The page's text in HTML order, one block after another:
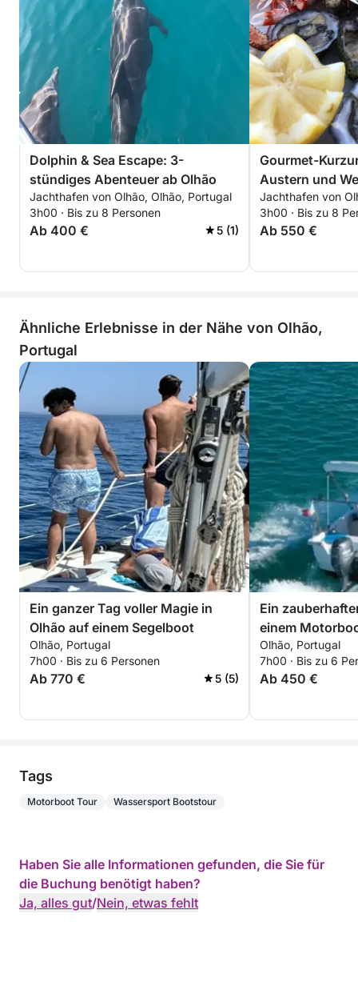
Dolphin & Sea Escape: 3-
stündiges Abenteuer ab Olhão
Jachthafen von Olhão, Olhão, Portugal
3h00 · Bis zu 8 Personen
Ab 400 € 5 (1)
Gourmet-
Austern und
Jachthafen von
3h00 · Bis zu 8
Ab 550 €
Ähnliche Erlebnisse in der Nähe von Olhão,
Portugal
Ein ganzer Tag voller Magie in
Olhão auf einem Segelboot
Olhão, Portugal
7h00 · Bis zu 6 Personen
Ab 770 € 5 (5)
Ein
einem
Olhão, Portugal
7h00 · Bis zu 6
Ab 450 €
Tags
Motorboot Tour Wassersport Bootstour
Haben Sie alle Informationen gefunden, die Sie für
die Buchung benötigt haben?
Ja, alles gut/Nein, etwas fehlt